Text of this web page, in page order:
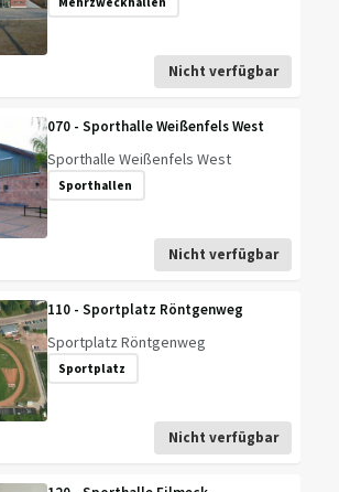
Nicht verfügbar
070 - Sporthalle Weißenfels West
Sporthalle Weißenfels West
Sporthallen
Nicht verfügbar
110 - Sportplatz Röntgenweg
Sportplatz Röntgenweg
Sportplatz
Nicht verfügbar